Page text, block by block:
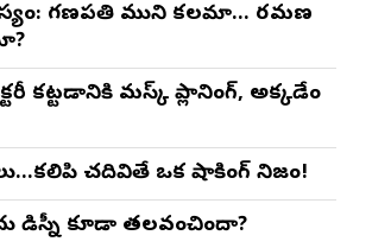
గణపతి ముని కలమా… రమణ
కట్టడానికి మస్క్ ప్లానింగ్, అక్కడేం
చదివితే ఒక షాకింగ్ నిజం!
డిస్నీ కూడా తలవంచిందా?